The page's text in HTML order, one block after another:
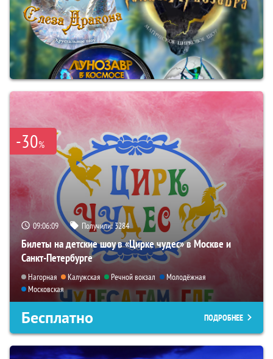
-30%
09:06:08 Получили:3284
Билеты на детские шоу в «Цирке чудес» в Москве и
Санкт-Петербурге
Нагорная Калужская Речной вокзал
Молодёжная
Московская
Бесплатно ПОДРОБНЕЕ